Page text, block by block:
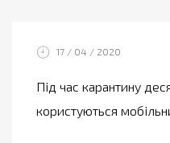
17 / 04 / 2020
Під час карантину
користуються